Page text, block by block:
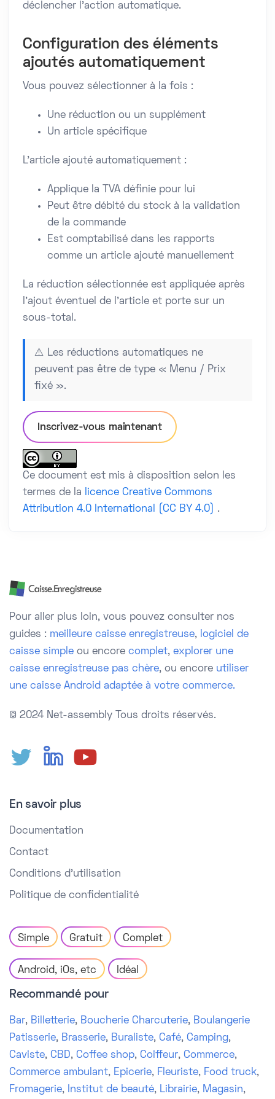
déclencher l’action automatique.
Configuration des éléments
ajoutés automatiquement
Vous pouvez sélectionner à la fois :
Une réduction ou un supplément
Un article spécifique
L’article ajouté automatiquement :
Applique la TVA définie pour lui
Peut être débité du stock à la validation
de la commande
Est comptabilisé dans les rapports
comme un article ajouté manuellement
La réduction sélectionnée est appliquée après
l’ajout éventuel de l’article et porte sur un
sous-total.
⚠️ Les réductions automatiques ne
peuvent pas être de type « Menu / Prix
fixé ».
Inscrivez-vous maintenant
Ce document est mis à disposition selon les
termes de la
licence Creative Commons
Attribution 4.0 International (CC BY 4.0) .
Pour aller plus loin, vous pouvez consulter nos
guides : meilleure caisse enregistreuse, logiciel de
caisse simple ou encore complet, explorer une
caisse enregistreuse pas chère, ou encore utiliser
une caisse Android adaptée à votre commerce.
© 2024 Net-assembly Tous droits réservés.
En savoir plus
Documentation
Contact
Conditions d'utilisation
Politique de confidentialité
Simple Gratuit Complet
Android, iOs, etc Idéal
Recommandé pour
Bar, Billetterie, Boucherie Charcuterie, Boulangerie
Patisserie, Brasserie, Buraliste, Café, Camping,
Caviste, CBD, Coffee shop, Coiffeur, Commerce,
Commerce ambulant, Epicerie, Fleuriste, Food truck,
Fromagerie, Institut de beauté, Librairie, Magasin,